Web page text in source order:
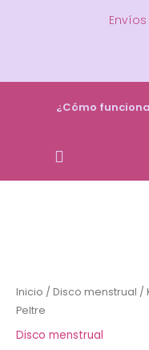
¿Cómo
Inicio / Disco menstrual /
Peltre
Disco menstrual